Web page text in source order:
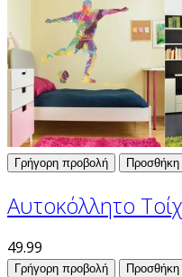
Γρήγορη προβολή
Αυτοκόλλητο
49.99
Γρήγορη προβολή